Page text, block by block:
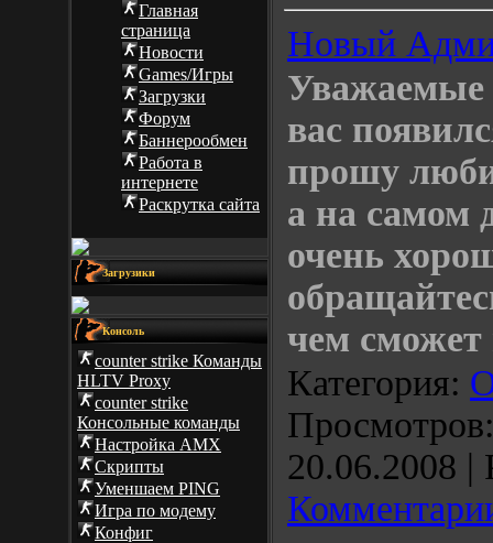
Главная
страница
Новости
Games/Игры
Загрузки
Форум
Баннерообмен
Работа в
интернете
Раскрутка сайта
Загрузики
Консоль
counter strike Команды
HLTV Proxy
counter strike
Консольные команды
Настройка AMX
Скрипты
Уменшаем PING
Игра по модему
Конфиг
Новый
Уважаемые
вас
прошу
а на самом
очень
чем
Категория:
20.06.2008 |